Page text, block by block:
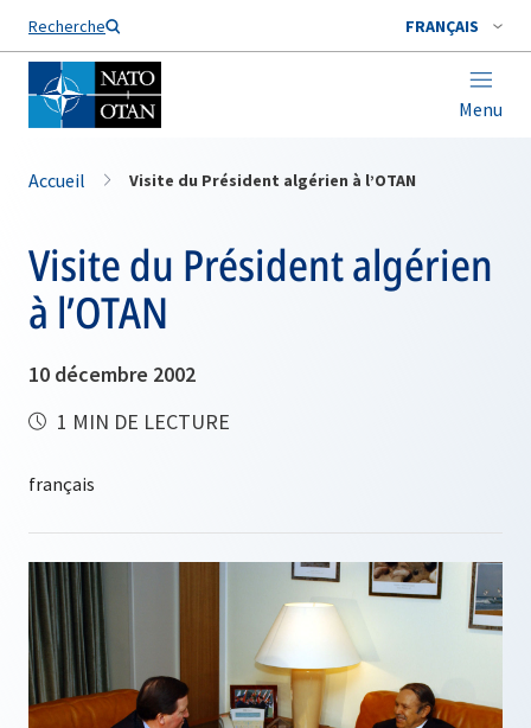
Recherche FRANÇAIS
Menu
Nom de famille*
Accueil Visite du Président algérien à l’OTAN
Visite du Président algérien
à l’OTAN
10 décembre 2002
1 MIN DE LECTURE